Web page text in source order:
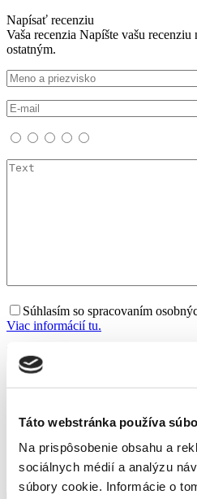
Táto webstránka používa
Na prispôsobenie obsahu a
sociálnych médií a analýzu
súbory cookie. Informácie o
Napísať recenziu
Vaša recenzia Napíšte vašu
ostatným.
Súhlasím so spracovaním
Viac informácií tu.
28 ks na sklade
17,99 €
množstvo Svedectvo pravdy